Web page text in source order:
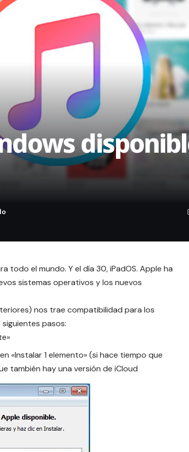
todo el mundo. Y el día 30, iPadOS. Apple ha
sistemas operativos y los nuevos
nos trae compatibilidad para los
pasos:
«Instalar 1 elemento» (si hace tiempo que
también hay una versión de iCloud